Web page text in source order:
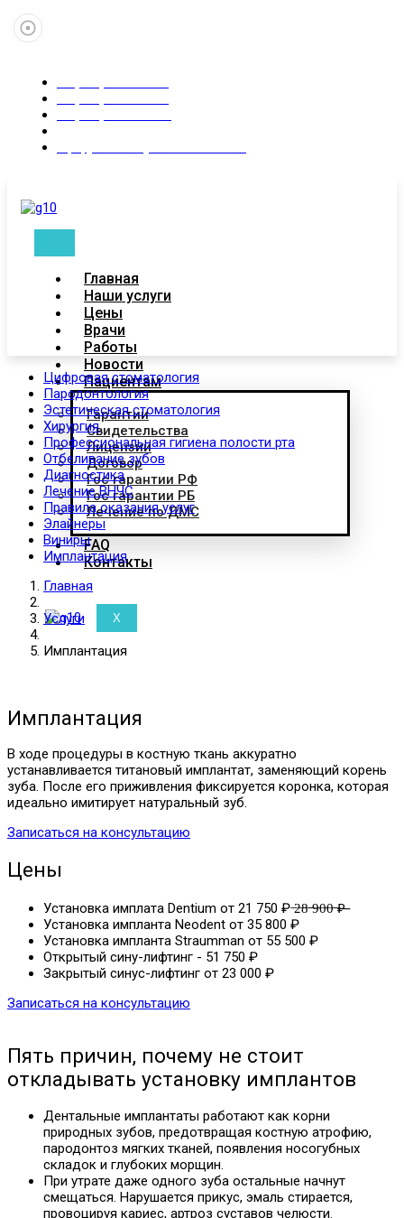
Главная
Наши услуги
Цены
Врачи
Работы
Новости
Пациентам
Гарантии
Свидетельства
Лицензии
Договор
Гос гарантии РФ
Гос гарантии РБ
Лечение по ДМС
FAQ
Контакты
X
Цифровая стоматология
Пародонтология
Эстетическая стоматология
Хирургия
Профессиональная гигиена полости рта
Отбеливание зубов
Диагностика
Лечение ВНЧС
Правила оказания услуг
Элайнеры
Виниры
Имплантация
Главная
Услуги
Имплантация
Имплантация
В ходе процедуры в костную ткань аккуратно
устанавливается титановый имплантат, заменяющий корень
зуба. После его приживления фиксируется коронка, которая
идеально имитирует натуральный зуб.
Записаться на консультацию
Цены
Установка имплата Dentium от 21 750 ₽ ̶2̶8̶ ̶9̶0̶0̶ ̶₽̶
Установка импланта Neodent от 35 800 ₽
Установка импланта Straumman от 55 500 ₽
Открытый сину-лифтинг - 51 750 ₽
Закрытый синус-лифтинг от 23 000 ₽
Записаться на консультацию
Пять причин, почему не стоит
откладывать установку имплантов
Дентальные имплантаты работают как корни
природных зубов, предотвращая костную атрофию,
пародонтоз мягких тканей, появления носогубных
складок и глубоких морщин.
При утрате даже одного зуба остальные начнут
смещаться. Нарушается прикус, эмаль стирается,
провоцируя кариес, артроз суставов челюсти.